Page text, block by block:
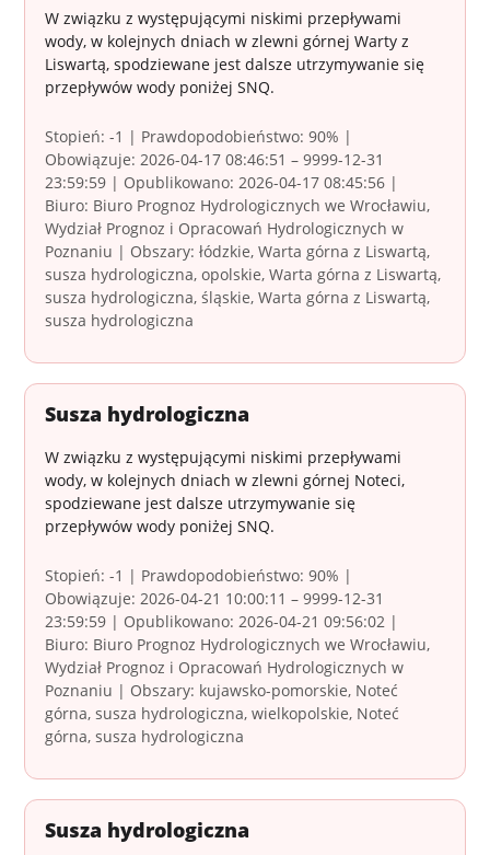
W związku z występującymi niskimi przepływami
wody, w kolejnych dniach w zlewni górnej Warty z
Liswartą, spodziewane jest dalsze utrzymywanie się
przepływów wody poniżej SNQ.
Stopień: -1 | Prawdopodobieństwo: 90% |
Obowiązuje: 2026-04-17 08:46:51 – 9999-12-31
23:59:59 | Opublikowano: 2026-04-17 08:45:56 |
Biuro: Biuro Prognoz Hydrologicznych we Wrocławiu,
Wydział Prognoz i Opracowań Hydrologicznych w
Poznaniu | Obszary: łódzkie, Warta górna z Liswartą,
susza hydrologiczna, opolskie, Warta górna z Liswartą,
susza hydrologiczna, śląskie, Warta górna z Liswartą,
susza hydrologiczna
Susza hydrologiczna
W związku z występującymi niskimi przepływami
wody, w kolejnych dniach w zlewni górnej Noteci,
spodziewane jest dalsze utrzymywanie się
przepływów wody poniżej SNQ.
Stopień: -1 | Prawdopodobieństwo: 90% |
Obowiązuje: 2026-04-21 10:00:11 – 9999-12-31
23:59:59 | Opublikowano: 2026-04-21 09:56:02 |
Biuro: Biuro Prognoz Hydrologicznych we Wrocławiu,
Wydział Prognoz i Opracowań Hydrologicznych w
Poznaniu | Obszary: kujawsko-pomorskie, Noteć
górna, susza hydrologiczna, wielkopolskie, Noteć
górna, susza hydrologiczna
Susza hydrologiczna